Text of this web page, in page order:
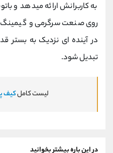
به کاربرانش ارائه میدهد و
روی صنعت سرگرمی و گیمینگ
در آینده ای نزدیک به بستر
تبدیل شود.
لیست کاملکیف
در این باره بیشتر بخوانید